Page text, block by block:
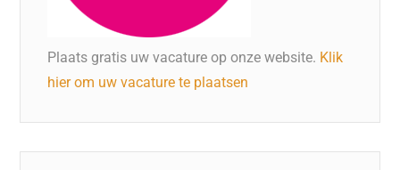
Plaats gratis uw vacature op onze website. Klik
hier om uw vacature te plaatsen